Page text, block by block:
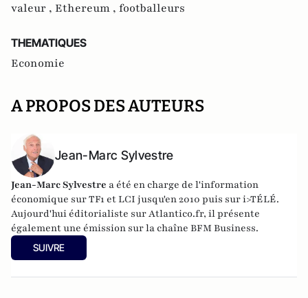
valeur , Ethereum , footballeurs
THEMATIQUES
Economie
A PROPOS DES AUTEURS
Jean-Marc Sylvestre
Jean-Marc Sylvestre a été en charge de l'information
économique sur TF1 et LCI jusqu'en 2010 puis sur i>TÉLÉ.
Aujourd'hui éditorialiste sur Atlantico.fr, il présente
également une émission sur la chaîne BFM Business.
SUIVRE